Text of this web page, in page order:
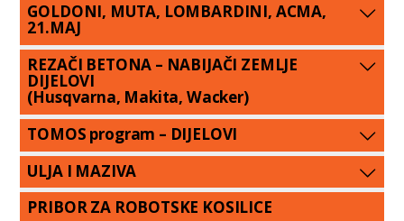
GOLDONI, MUTA, LOMBARDINI, ACMA,
21.MAJ
REZAČI BETONA – NABIJAČI ZEMLJE
DIJELOVI
(Husqvarna, Makita, Wacker)
TOMOS program – DIJELOVI
ULJA I MAZIVA
PRIBOR ZA ROBOTSKE KOSILICE